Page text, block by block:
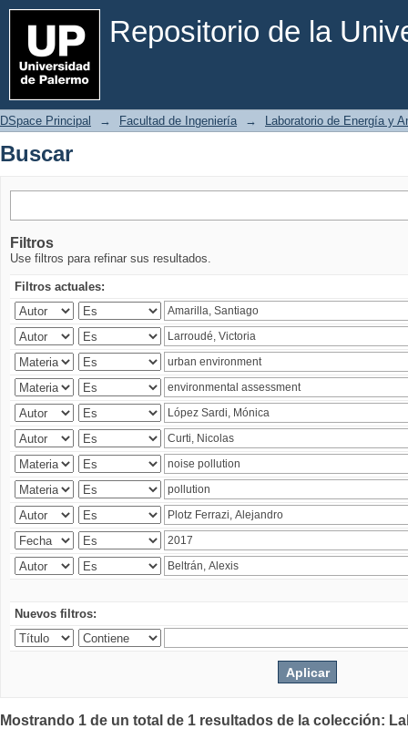
Repositorio de la
Buscar
DSpace Principal → Facultad de Ingeniería → Laboratorio de Energía y
Buscar
Filtros
Use filtros para refinar sus resultados.
Filtros actuales:
Nuevos filtros:
Mostrando 1 de un total de 1 resultados de la colección: